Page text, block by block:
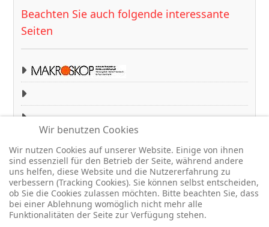
Copyright © 2026 BfA DRV - Gemeinschaft - Für eine starke
Sozialversicherung -. Alle Rechte vorbehalten.
Joomla!ist freie, unter derGNU/GPL-Lizenzveröffentlichte
Software.
Beachten Sie auch folgende interessante
Seiten
hkk-gemeinschaft
Wir benutzen Cookies
Wir nutzen Cookies auf unserer Website. Einige von ihnen
sind essenziell für den Betrieb der Seite, während andere
uns helfen, diese Website und die Nutzererfahrung zu
verbessern (Tracking Cookies). Sie können selbst entscheiden,
ob Sie die Cookies zulassen möchten. Bitte beachten Sie, dass
bei einer Ablehnung womöglich nicht mehr alle
Funktionalitäten der Seite zur Verfügung stehen.